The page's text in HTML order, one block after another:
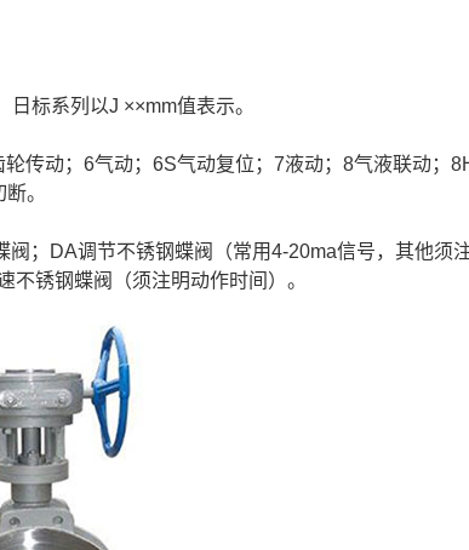
标系列以J ××mm值表示。
传动；6气动；6S气动复位；7液动；8气液联动；
。
；DA调节不锈钢蝶阀（常用4-20ma信号，其他须
锈钢蝶阀（须注明动作时间）。